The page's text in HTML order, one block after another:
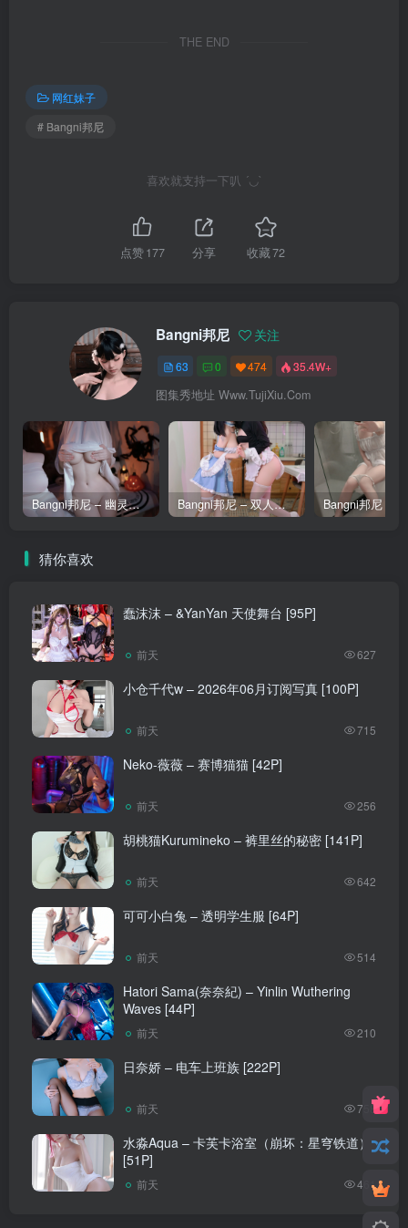
THE END
网红妹子
# Bangni邦尼
喜欢就支持一下叭 ´◡`
点赞177 分享 收藏72
Bangni邦尼 关注
63 0 474 35.4W+
图集秀地址 Www.TujiXiu.Com
Bangni邦尼 – 幽灵娘 [86P] Bangni邦尼 – 双人女仆 [67P]
猜你喜欢
蠢沫沫 – &YanYan 天使舞台 [95P]
前天 627
小仓千代w – 2026年06月订阅写真 [100P]
前天 715
Neko-薇薇 – 赛博猫猫 [42P]
前天 256
胡桃猫Kurumineko – 裤里丝的秘密 [141P]
前天 642
可可小白兔 – 透明学生服 [64P]
前天 514
Hatori Sama(奈奈紀) – Yinlin Wuthering
Waves [44P]
前天 210
日奈娇 – 电车上班族 [222P]
前天 758
水淼Aqua – 卡芙卡浴室（崩坏：星穹铁道）
[51P]
前天 461